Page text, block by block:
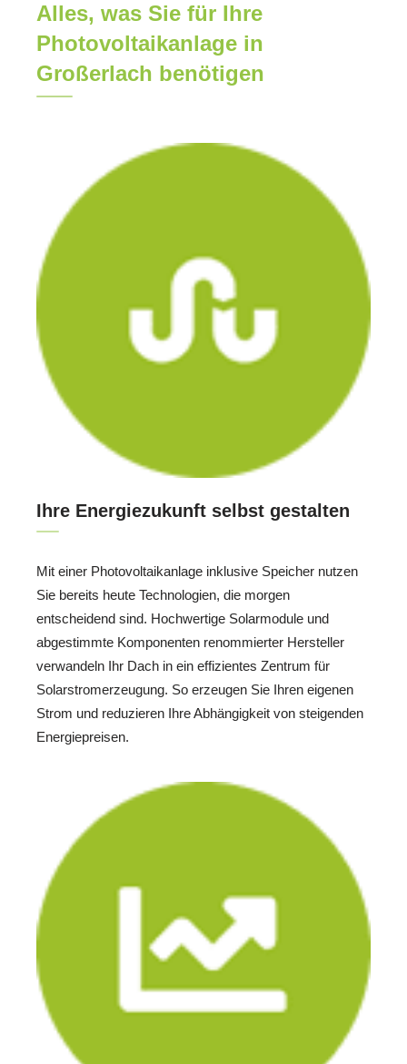
Alles, was Sie für Ihre
Photovoltaikanlage in
Großerlach benötigen
Ihre Energiezukunft selbst gestalten
Mit einer Photovoltaikanlage inklusive Speicher nutzen
Sie bereits heute Technologien, die morgen
entscheidend sind. Hochwertige Solarmodule und
abgestimmte Komponenten renommierter Hersteller
verwandeln Ihr Dach in ein effizientes Zentrum für
Solarstromerzeugung. So erzeugen Sie Ihren eigenen
Strom und reduzieren Ihre Abhängigkeit von steigenden
Energiepreisen.